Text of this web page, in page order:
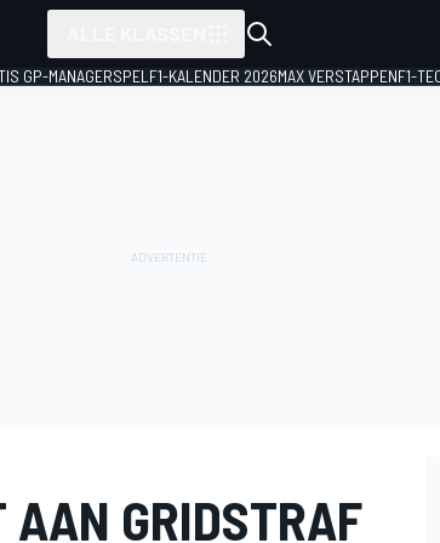
GP-MANAGERSPEL F1-KALENDER 2026MAX VERSTAPPENF1-
AAN GRIDSTRAF